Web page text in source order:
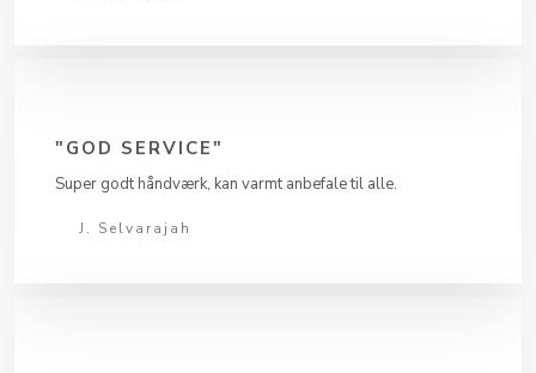
"GOD SERVICE"
Super godt håndværk, kan varmt anbefale til alle.
J. Selvarajah